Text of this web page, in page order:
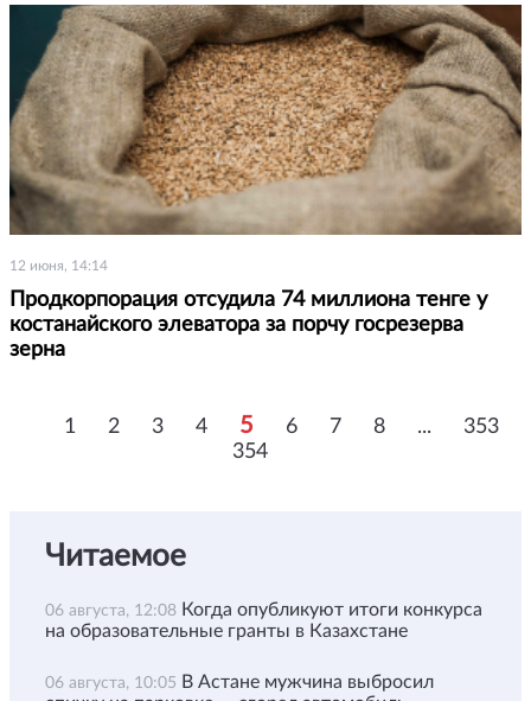
12 июня, 14:14
Продкорпорация отсудила 74 миллиона тенге у
костанайского элеватора за порчу госрезерва
зерна
1 2 3 4 5 6 7 8 ...
353
354
Читаемое
06 августа, 12:08 Когда опубликуют итоги конкурса
на образовательные гранты в Казахстане
06 августа, 10:05 В Астане мужчина выбросил